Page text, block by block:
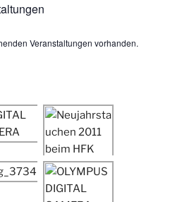
Veranstaltungen vorhanden.